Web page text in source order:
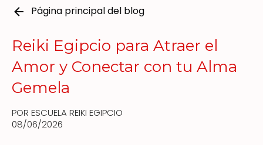
Página principal del blog
Reiki Egipcio para Atraer el
Amor y Conectar con tu Alma
Gemela
POR ESCUELA REIKI EGIPCIO
08/06/2026